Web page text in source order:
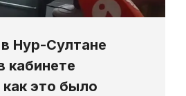
Нур-Султане
кабинете
это было